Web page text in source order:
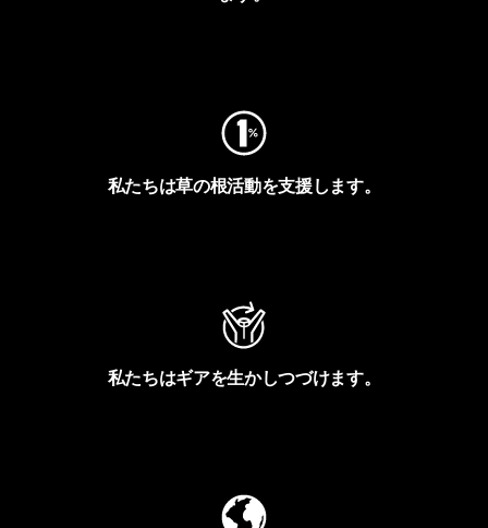
私たちは草の根活動を支援します。
私たちはギアを生かしつづけます。